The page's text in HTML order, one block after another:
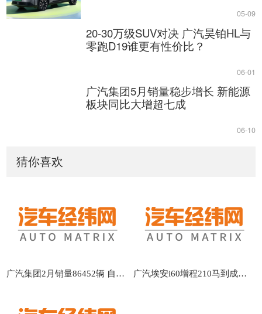
05-09
20-30万级SUV对决 广汽昊铂HL与
零跑D19谁更有性价比？
06-01
广汽集团5月销量稳步增长 新能源
板块同比大增超七成
06-10
猜你喜欢
广汽集团2月销量86452辆 自主品牌与海外市场表现亮眼 广汽埃安i60增程210马到成功版上市 售价10.28万元